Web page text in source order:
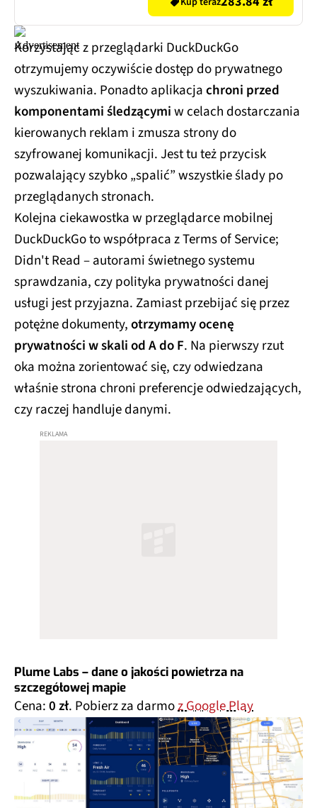
Korzystając z przeglądarki DuckDuckGo
otrzymujemy oczywiście dostęp do prywatnego
wyszukiwania. Ponadto aplikacjachroni przed
komponentami śledzącymiw celach dostarczania
kierowanych reklam i zmusza strony do
szyfrowanej komunikacji. Jest tu też przycisk
pozwalający szybko „spalić” wszystkie ślady po
przeglądanych stronach.
Kolejna ciekawostka w przeglądarce mobilnej
DuckDuckGo to współpraca z Terms of Service;
Didn't Read – autorami świetnego systemu
sprawdzania, czy polityka prywatności danej
usługi jest przyjazna. Zamiast przebijać się przez
potężne dokumenty,otrzymamy ocenę
prywatności w skali od A do F. Na pierwszy rzut
oka można zorientować się, czy odwiedzana
właśnie strona chroni preferencje odwiedzających,
czy raczej handluje danymi.
Plume Labs – dane o jakości powietrza na
szczegółowej mapie
Cena:0 zł. Pobierz za darmoz Google Play